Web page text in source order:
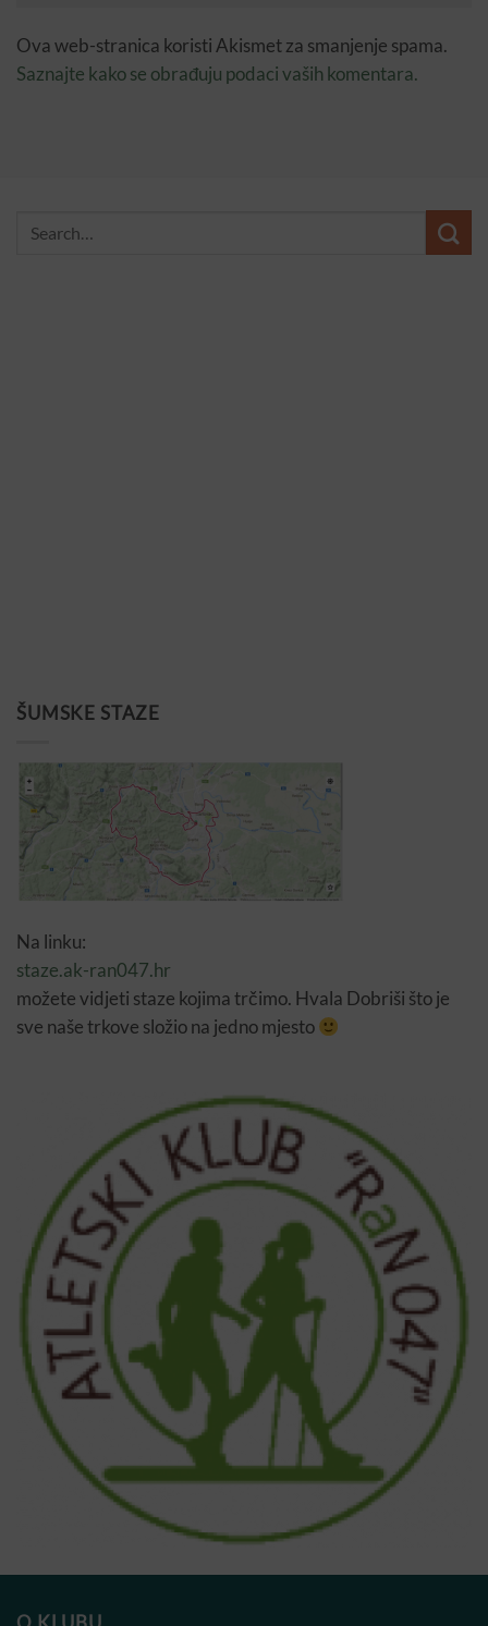
Ova web-stranica koristi Akismet za smanjenje spama.
Saznajte kako se obrađuju podaci vaših komentara.
ŠUMSKE STAZE
Na linku:
staze.ak-ran047.hr
možete vidjeti staze kojima trčimo. Hvala Dobriši što je
sve naše trkove složio na jedno mjesto